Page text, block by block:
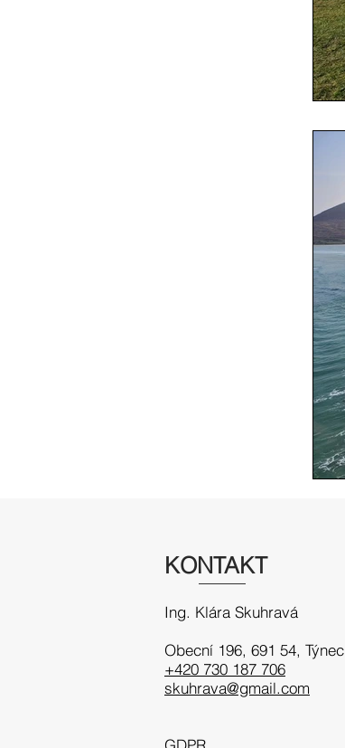
KONTAKT
Ing. Klára Skuhravá
Obecní 196, 691 54, Týnec
+420 730 187 706
skuhrava@gmail.com